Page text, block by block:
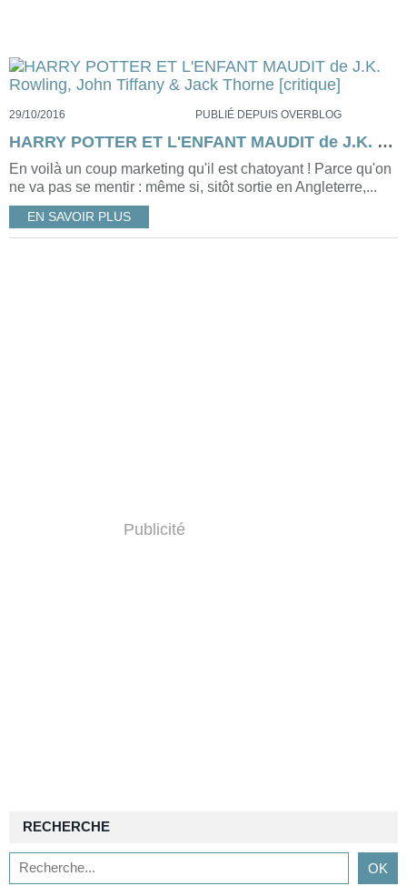
29/10/2016 PUBLIÉ DEPUIS OVERBLOG
HARRY POTTER ET L'ENFANT MAUDIT de J.K. Rowling, John Tiffany & Jack Thorne [critique]
En voilà un coup marketing qu'il est chatoyant ! Parce qu'on
ne va pas se mentir : même si, sitôt sortie en Angleterre,...
EN SAVOIR PLUS
Publicité
RECHERCHE